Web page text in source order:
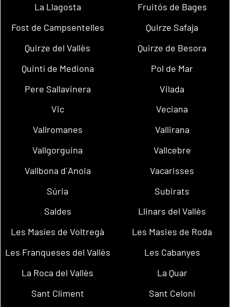
La Llagosta
Fruitós de Bages
Fost de Campsentelles
Quirze Safaja
Quirze del Vallès
Quirze de Besora
Quintí de Mediona
Pol de Mar
Pere Sallavinera
Vilada
Vic
Veciana
Vallromanes
Vallirana
Vallgorguina
Vallcebre
Vallbona d´Anoia
Vacarisses
Súria
Subirats
Saldes
Llinars del Vallès
Les Masíes de Voltregà
Les Masies de Roda
Les Franqueses del Vallès
Les Cabanyes
La Roca del Vallès
La Quar
Sant Climent
Sant Celoni